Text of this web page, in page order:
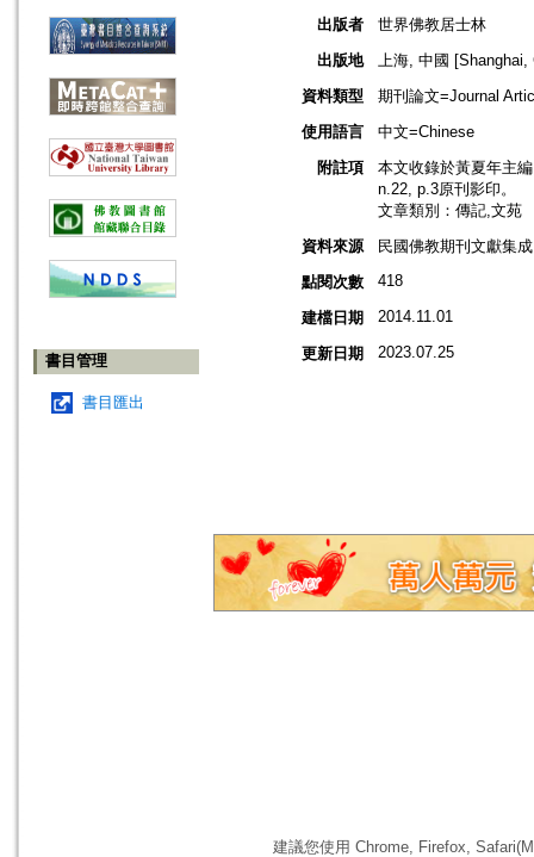
書目管理
書目匯出
出版者
世界佛教居士林
出版地
上海, 中國 [Shanghai,
資料類型
期刊論文=Journal
使用語言
中文=Chinese
附註項
本文收錄於黃夏年主
n.22, p.3原刊影印。
文章類別：傳記,文苑
資料來源
民國佛教期刊文獻集
點閱次數
418
建檔日期 2014.11.01
更新日期 2023.07.25
建議您使用 Chrome, Firefox,